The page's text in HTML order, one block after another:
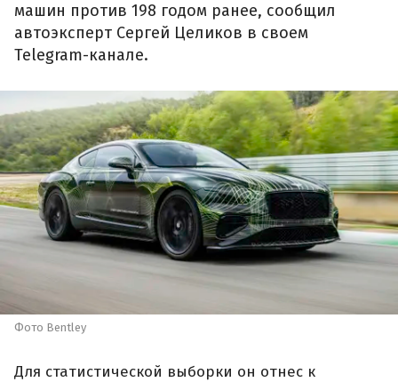
машин против 198 годом ранее, сообщил
автоэксперт Сергей Целиков в своем
Telegram-канале.
Фото Bentley
Для статистической выборки он отнес к